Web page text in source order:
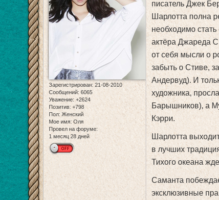
Зарегистрирован: 21-08-2010
Сообщений: 6065
Уважение: +2624
Позитив: +798
Пол: Женский
Мое имя: Оля
Провел на форуме:
1 месяц 28 дней
писатель Джек
Шарлотта полна
необходимо
актёра Джареда
от себя мысли о
забыть о Стиве,
Андервуд). И
художника,
Барышников), а
Кэрри.
Шарлотта
в лучших
Тихого океана
Саманта
эксклюзивные